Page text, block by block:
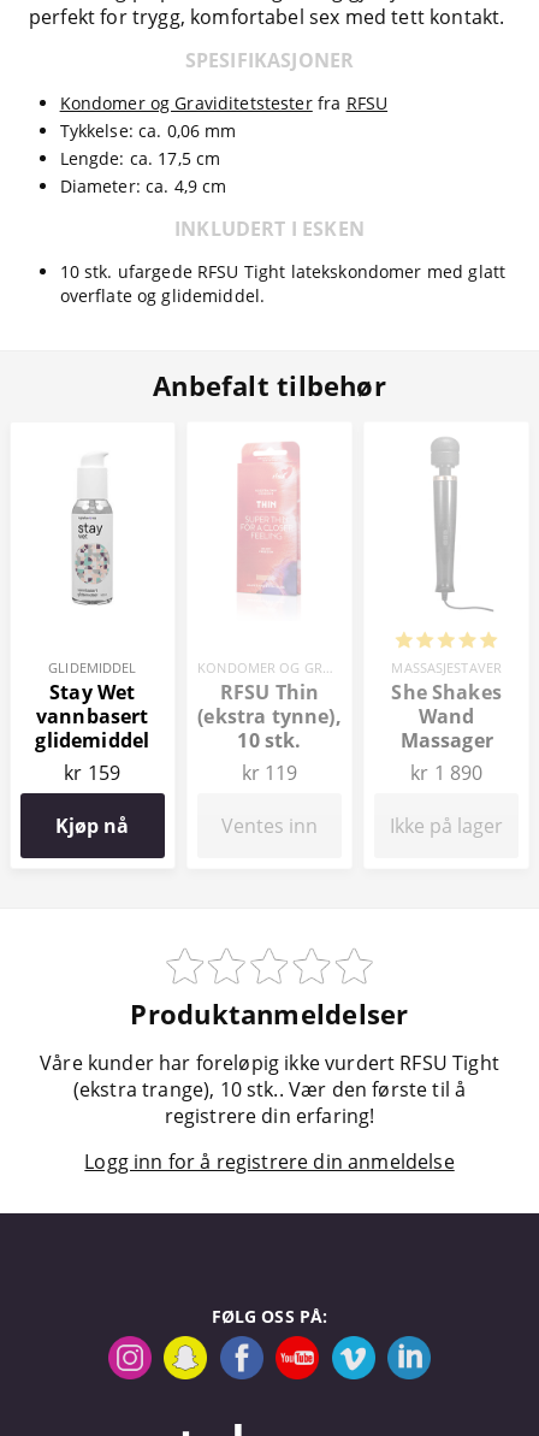
perfekt for trygg, komfortabel sex med tett kontakt.
SPESIFIKASJONER
Kondomer og Graviditetstesterfra RFSU
Tykkelse: ca. 0,06 mm
Lengde: ca. 17,5 cm
Diameter: ca. 4,9 cm
INKLUDERT I ESKEN
10 stk. ufargede RFSU Tight latekskondomer med glatt
overflate og glidemiddel.
Anbefalt tilbehør
GLIDEMIDDEL
Stay Wet
vannbasert
glidemiddel
100 ml
kr 159
Kjøp nå
RFSU Thin
(ekstra tynne),
10 stk.
kr 119
Ventes inn
MASSASJESTAVER
She Shakes
Wand
Massager
kr 1 890
Ikke på lager
Produktanmeldelser
Våre kunder har foreløpig ikke vurdert RFSU Tight
(ekstra trange), 10 stk.. Vær den første til å
registrere din erfaring!
Logg inn for å registrere din anmeldelse
FØLG OSS PÅ: